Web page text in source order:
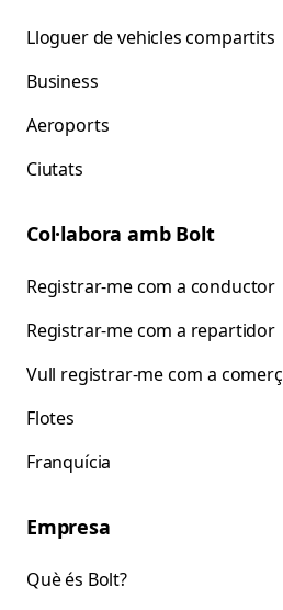
Lloguer de vehicles compartits
Business
Aeroports
Ciutats
Col·labora amb Bolt
Registrar-me com a conductor
Registrar-me com a repartidor
Vull registrar-me com a comerç
Flotes
Franquícia
Empresa
Què és Bolt?